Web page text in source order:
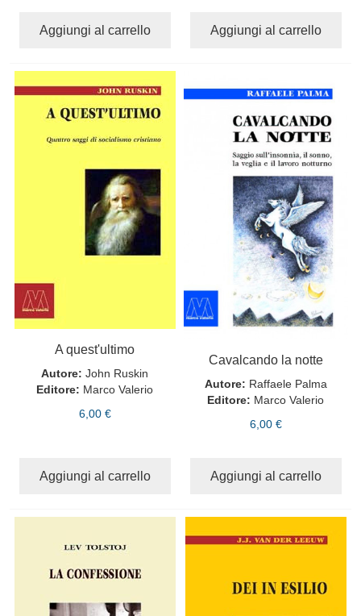
Aggiungi al carrello Aggiungi al carrello
A quest'ultimo
Autore: John Ruskin
Editore: Marco Valerio
6,00 €
Aggiungi al carrello
Cavalcando la notte
Autore: Raffaele Palma
Editore: Marco Valerio
6,00 €
Aggiungi al carrello